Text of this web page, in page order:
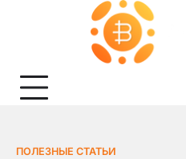
ПОЛЕЗНЫЕ СТАТЬИ